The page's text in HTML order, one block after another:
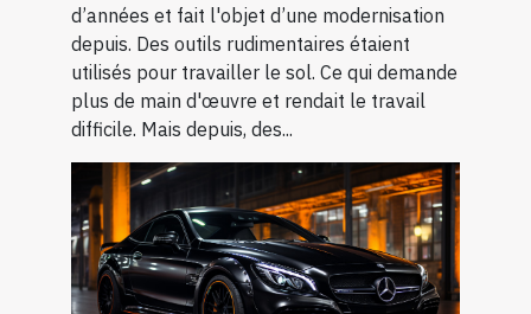
d’années et fait l'objet d’une modernisation
depuis. Des outils rudimentaires étaient
utilisés pour travailler le sol. Ce qui demande
plus de main d'œuvre et rendait le travail
difficile. Mais depuis, des...